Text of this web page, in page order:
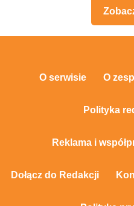
O serwisie O
Polityka
Reklama i
Dołącz do Redakcji